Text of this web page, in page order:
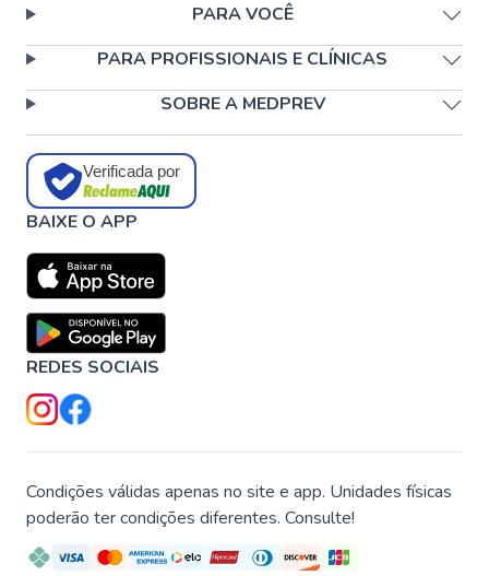
PARA VOCÊ
PARA PROFISSIONAIS E CLÍNICAS
SOBRE A MEDPREV
Verificada por
BAIXE O APP
REDES SOCIAIS
Condições válidas apenas no site e app. Unidades físicas
poderão ter condições diferentes. Consulte!